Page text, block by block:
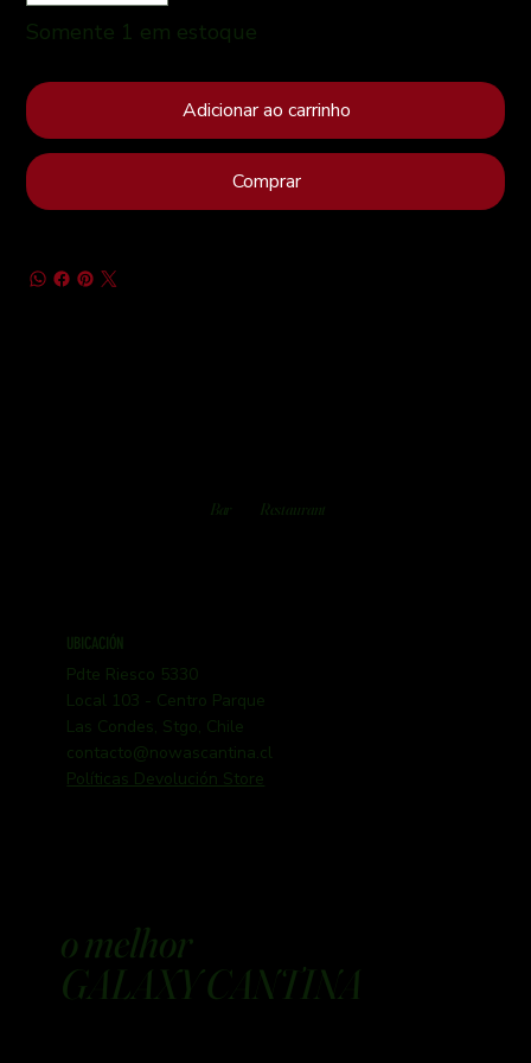
Somente 1 em estoque
Adicionar ao carrinho
Comprar
Bar Restaurant
UBICACIÓN
Pdte Riesco 5330
Local 103 - Centro Parque
Las Condes, Stgo, Chile
contacto@nowascantina.cl
Políticas Devolución Store
o melhor
GALAXY CANTINA